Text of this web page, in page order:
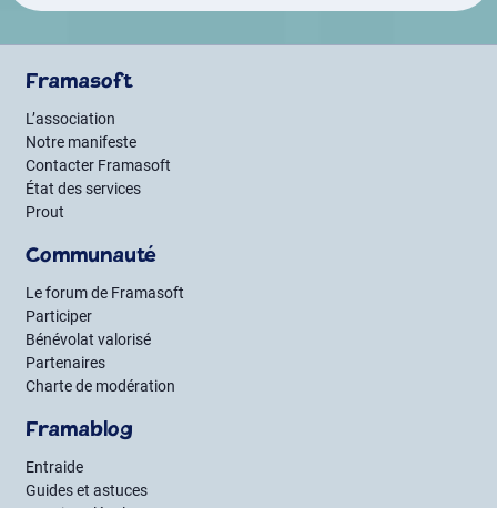
Framasoft
L’association
Notre manifeste
Contacter Framasoft
État des services
Prout
Communauté
Le forum de Framasoft
Participer
Bénévolat valorisé
Partenaires
Charte de modération
Framablog
Entraide
Guides et astuces